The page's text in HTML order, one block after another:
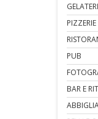
PIZZERIE
PUB
BAR E